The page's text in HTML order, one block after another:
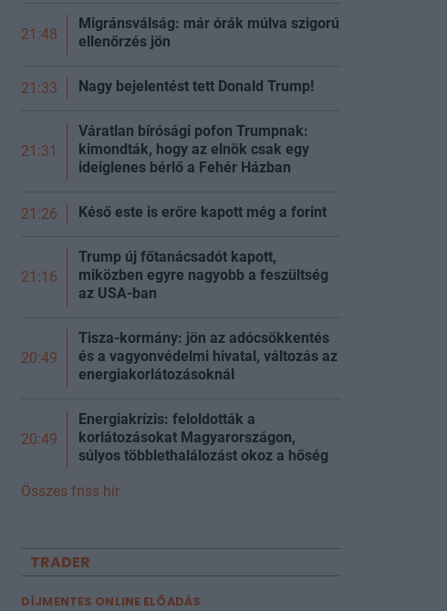
21:48
Migránsválság: már órák múlva szigorú
ellenőrzés jön
21:33 Nagy bejelentést tett Donald Trump!
21:31
Váratlan bírósági pofon Trumpnak:
kimondták, hogy az elnök csak egy
ideiglenes bérlő a Fehér Házban
21:26 Késő este is erőre kapott még a forint
21:16
Trump új főtanácsadót kapott,
miközben egyre nagyobb a feszültség
az USA-ban
20:49
Tisza-kormány: jön az adócsökkentés
és a vagyonvédelmi hivatal, változás az
energiakorlátozásoknál
20:49
Energiakrízis: feloldották a
korlátozásokat Magyarországon,
súlyos többlethalálozást okoz a hőség
Összes friss hír
TRADER
DÍJMENTES ONLINE ELŐADÁS